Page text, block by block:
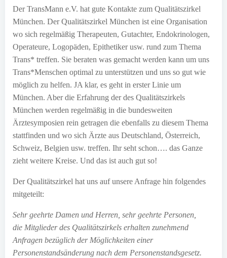
Der TransMann e.V. hat gute Kontakte zum Qualitätszirkel
München. Der Qualitätszirkel München ist eine Organisation
wo sich regelmäßig Therapeuten, Gutachter, Endokrinologen,
Operateure, Logopäden, Epithetiker usw. rund zum Thema
Trans* treffen. Sie beraten was gemacht werden kann um uns
Trans*Menschen optimal zu unterstützen und uns so gut wie
möglich zu helfen. JA klar, es geht in erster Linie um
München. Aber die Erfahrung der des Qualitätszirkels
München werden regelmäßig in die bundesweiten
Ärztesymposien rein getragen die ebenfalls zu diesem Thema
stattfinden und wo sich Ärzte aus Deutschland, Österreich,
Schweiz, Belgien usw. treffen. Ihr seht schon…. das Ganze
zieht weitere Kreise. Und das ist auch gut so!
Der Qualitätszirkel hat uns auf unsere Anfrage hin folgendes
mitgeteilt:
Sehr geehrte Damen und Herren, sehr geehrte Personen,
die Mitglieder des Qualitätszirkels erhalten zunehmend
Anfragen bezüglich der Möglichkeiten einer
Personenstandsänderung nach dem Personenstandsgesetz.